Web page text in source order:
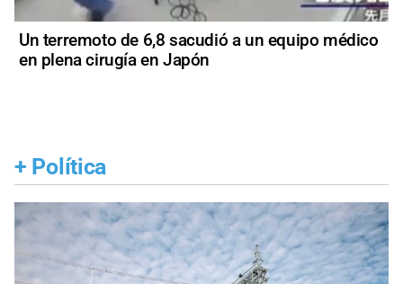
Un terremoto de 6,8 sacudió a un equipo médico
en plena cirugía en Japón
+ Política